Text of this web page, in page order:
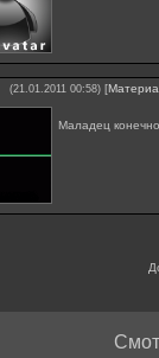
(21.01.2011 00:58) [
Маладец